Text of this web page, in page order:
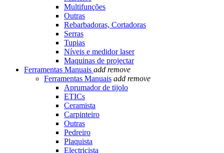
Multifunções
Outras
Rebarbadoras, Cortadoras
Serras
Tupias
Níveis e medidor laser
Maquinas de projectar
Ferramentas Manuais add remove
Ferramentas Manuais add remove
Aprumador de tijolo
ETICs
Ceramista
Carpinteiro
Outras
Pedreiro
Plaquista
Electricista